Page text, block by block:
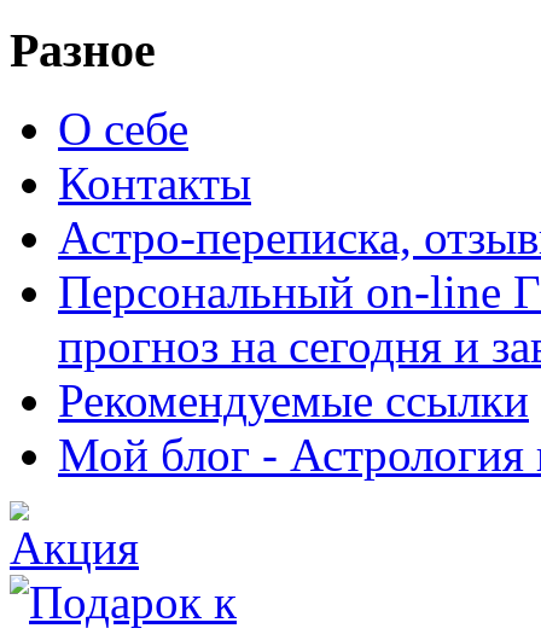
Разное
О себе
Контакты
Астро-переписка,
Персональный on-
прогноз на сегодня и
Рекомендуемые ссылки
Мой блог - Астрология